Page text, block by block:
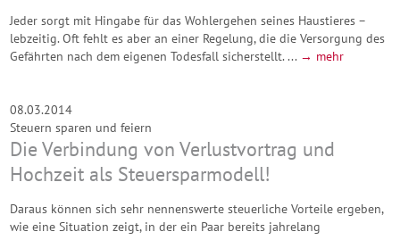
Jeder sorgt mit Hingabe für das Wohlergehen seines Haustieres –
lebzeitig. Oft fehlt es aber an einer Regelung, die die Versorgung des
Gefährten nach dem eigenen Todesfall sicherstellt. ... → mehr
08.03.2014
Steuern sparen und feiern
Die Verbindung von Verlustvortrag und
Hochzeit als Steuersparmodell!
Daraus können sich sehr nennenswerte steuerliche Vorteile ergeben,
wie eine Situation zeigt, in der ein Paar bereits jahrelang